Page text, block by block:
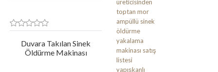
Duvara Takılan Sinek
Öldürme Makinası